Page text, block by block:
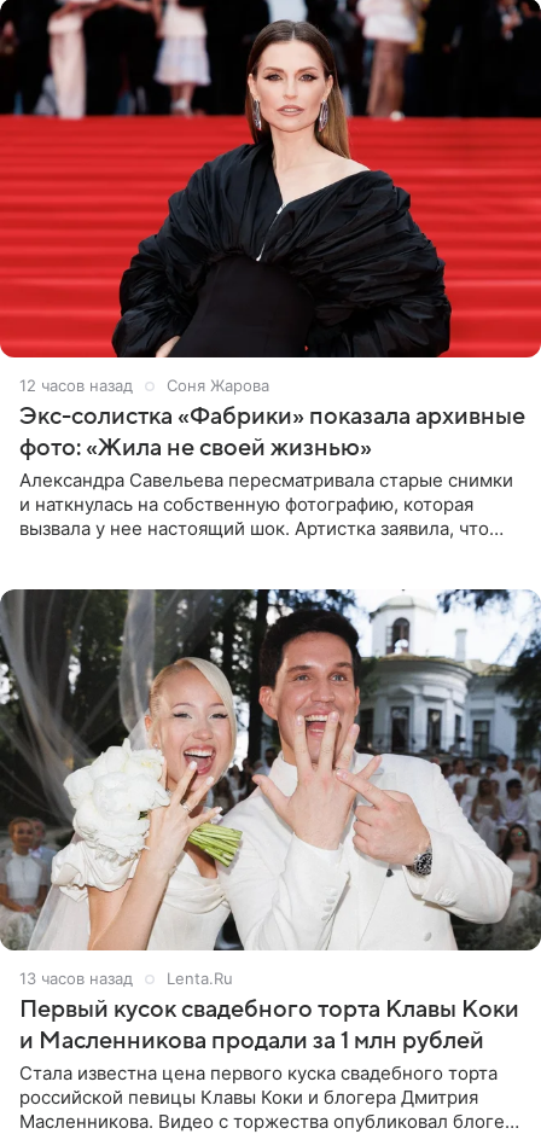
12 часов назад Соня Жарова
Экс-солистка «Фабрики» показала архивные
фото: «Жила не своей жизнью»
Александра Савельева пересматривала старые снимки
и наткнулась на собственную фотографию, которая
вызвала у нее настоящий шок. Артистка заявила, что
13 часов назад Lenta.Ru
Первый кусок свадебного торта Клавы Коки
и Масленникова продали за 1 млн рублей
Стала известна цена первого куска свадебного торта
российской певицы Клавы Коки и блогера Дмитрия
Масленникова. Видео с торжества опубликовал блогер